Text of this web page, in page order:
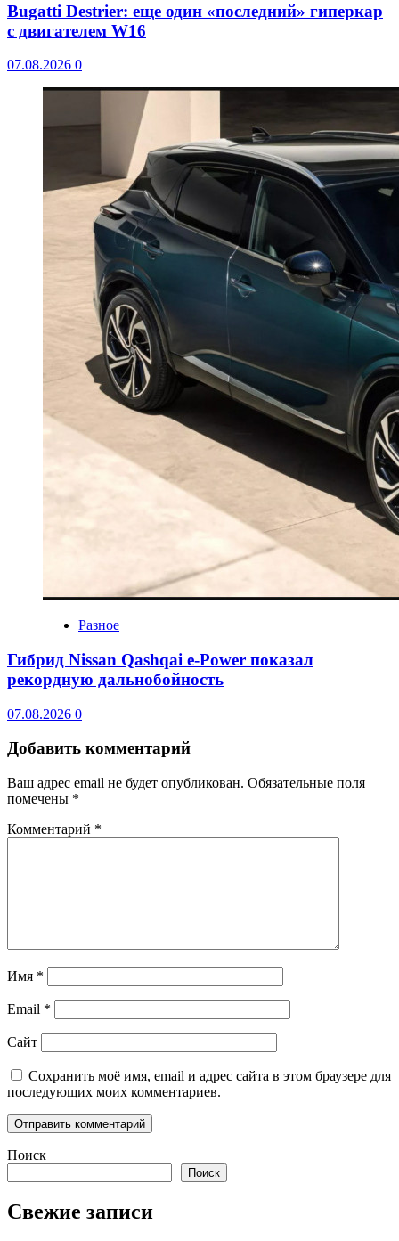
Bugatti Destrier: еще один «последний» гиперкар
с двигателем W16
07.08.2026 0
Разное
Гибрид Nissan Qashqai e-Power показал
рекордную дальнобойность
07.08.2026 0
Добавить комментарий
Ваш адрес email не будет опубликован. Обязательные поля
помечены *
Комментарий *
Имя *
Email *
Сайт
Сохранить моё имя, email и адрес сайта в этом браузере для
последующих моих комментариев.
Поиск
Поиск
Свежие записи